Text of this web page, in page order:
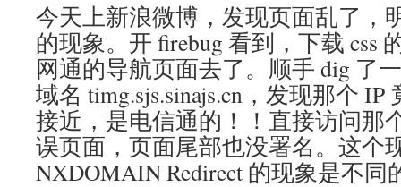
今天上新浪微博，发现页面乱了，
的现象。开 firebug 看到，下载 css
网通的导航页面去了。顺手 dig 了
域名 timg.sjs.sinajs.cn，发现那个
接近，是电信通的！！直接访问那
误页面，页面尾部也没署名。这个
NXDOMAIN Redirect 的现象是不